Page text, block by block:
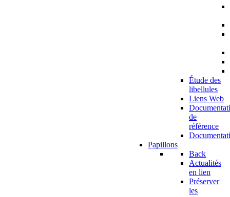
Étude des
libellules
Liens Web
de
référence
Papillons
Back
Actualités
en lien
Préserver
les